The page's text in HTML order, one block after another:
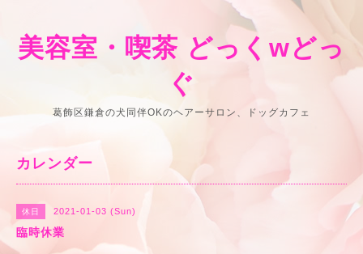
美容室・喫茶 どっくwどっ
ぐ
葛飾区鎌倉の犬同伴OKのヘアーサロン、ドッグカフェ
カレンダー
休日 2021-01-03 (Sun)
臨時休業